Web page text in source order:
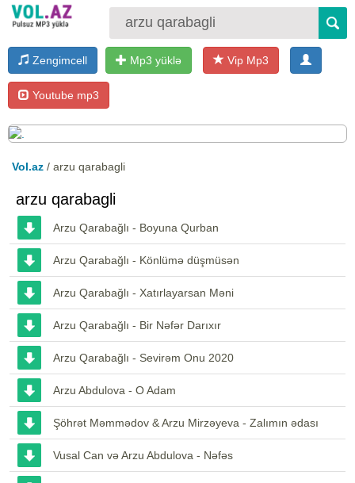
Zengimcell Mp3 yüklə Vip Mp3
Youtube mp3
Vol.az / arzu qarabagli
arzu qarabagli
Arzu Qarabağlı - Boyuna Qurban
Arzu Qarabağlı - Könlümə düşmüsən
Arzu Qarabağlı - Xatırlayarsan Məni
Arzu Qarabağlı - Bir Nəfər Darıxır
Arzu Qarabağlı - Sevirəm Onu 2020
Arzu Abdulova - O Adam
Şöhrət Məmmədov & Arzu Mirzəyeva - Zalımın ədası
Vusal Can və Arzu Abdulova - Nəfəs